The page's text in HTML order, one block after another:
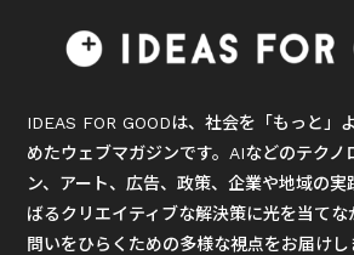
IDEAS FOR GOODは、社会を「もっと」
めたウェブマガジンです。AIなどのテクノ
ン、アート、広告、政策、企業や地域の実
ばるクリエイティブな解決策に光を当て
問いをひらくための多様な視点をお届けし